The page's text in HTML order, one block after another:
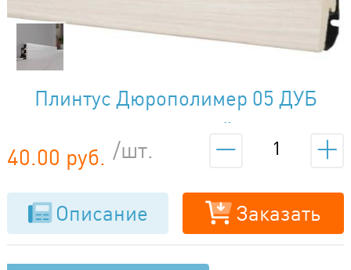
Плинтус Дюрополимер 05 ДУБ
40.00 руб. /шт.
Описание Заказать